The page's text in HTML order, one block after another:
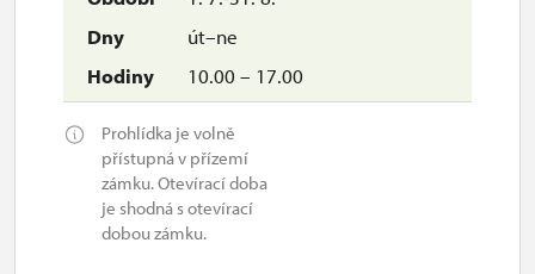
út–ne
10.00 – 17.00
Prohlídka je volně
přístupná v přízemí
zámku. Otevírací doba
je shodná s otevírací
dobou zámku.